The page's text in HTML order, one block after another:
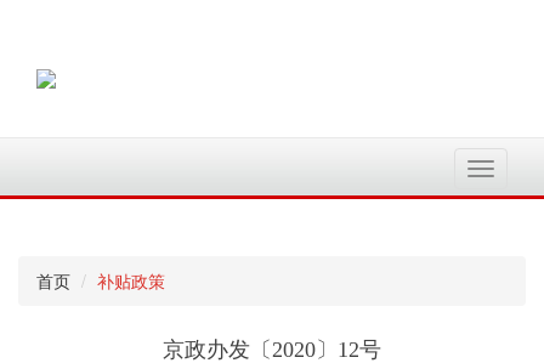
切
换
首页 补贴政策
京政办发〔2020〕12号